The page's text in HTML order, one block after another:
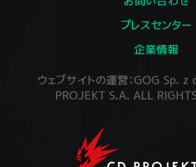
プレスセンター
企業情報
ウェブサイトの運営：GOG Sp.
PROJEKT S.A. ALL